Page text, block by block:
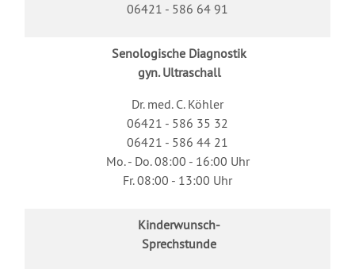
06421 - 586 64 91
Senologische Diagnostik
gyn. Ultraschall
Dr. med. C. Köhler
06421 - 586 35 32
06421 - 586 44 21
Mo. - Do. 08:00 - 16:00 Uhr
Fr. 08:00 - 13:00 Uhr
Kinderwunsch-
Sprechstunde